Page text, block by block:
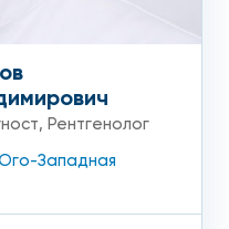
, Рентгенолог
Западная